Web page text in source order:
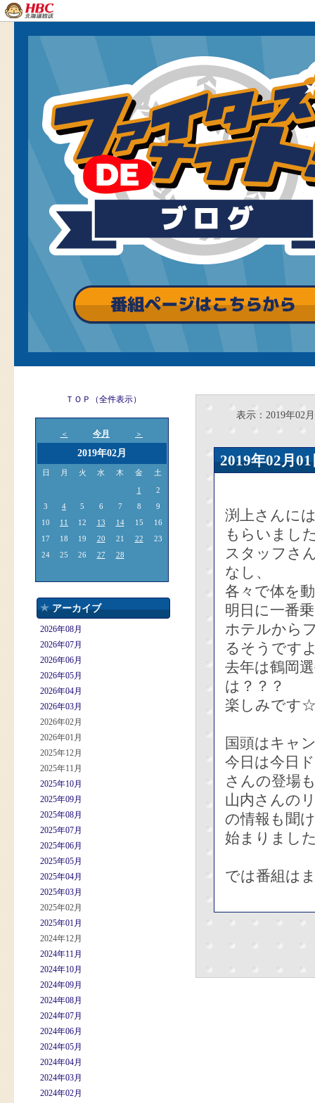
ＴＯＰ（全件表示）
＜ 今月 ＞
2019年02月
日 月 火 水 木 金 土
1
2
3
4 5 6 7 8
9
10
11 12 13 14 15
16
17
18 19 20 21 22
23
24
25 26 27 28
アーカイブ
2026年08月
2026年07月
2026年06月
2026年05月
2026年04月
2026年03月
2026年02月
2026年01月
2025年12月
2025年11月
2025年10月
2025年09月
2025年08月
2025年07月
2025年06月
2025年05月
2025年04月
2025年03月
2025年02月
2025年01月
2024年12月
2024年11月
2024年10月
2024年09月
2024年08月
2024年07月
2024年06月
2024年05月
2024年04月
2024年03月
2024年02月
表示：2019年02月
2019年02
渕上さんに
もらいまし
スタッフさ
なし、
各々で体を
明日に一番
ホテルから
るそうです
去年は鶴岡
は？？？
楽しみです
国頭はキャ
今日は今日
さんの登場
山内さんの
の情報も聞
始まりまし
では番組は